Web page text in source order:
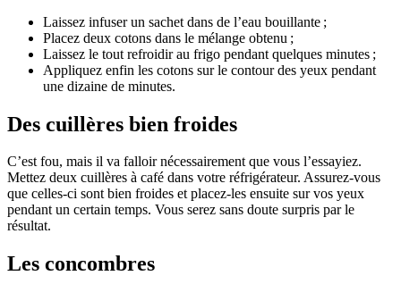
Laissez infuser un sachet dans de l’eau bouillante ;
Placez deux cotons dans le mélange obtenu ;
Laissez le tout refroidir au frigo pendant quelques minutes ;
Appliquez enfin les cotons sur le contour des yeux pendant
une dizaine de minutes.
Des cuillères bien froides
C’est fou, mais il va falloir nécessairement que vous l’essayiez.
Mettez deux cuillères à café dans votre réfrigérateur. Assurez-vous
que celles-ci sont bien froides et placez-les ensuite sur vos yeux
pendant un certain temps. Vous serez sans doute surpris par le
résultat.
Les concombres